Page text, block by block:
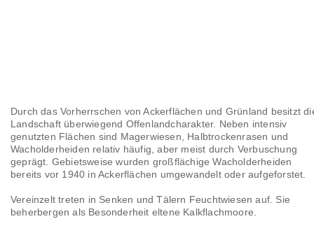
Durch das Vorherrschen von Ackerflächen und Grünland besitzt
Landschaft überwiegend Offenlandcharakter. Neben intensiv
genutzten Flächen sind Magerwiesen, Halbtrockenrasen und
Wacholderheiden relativ häufig, aber meist durch Verbuschung
geprägt. Gebietsweise wurden großflächige Wacholderheiden
bereits vor 1940 in Ackerflächen umgewandelt oder aufgeforstet.
Vereinzelt treten in Senken und Tälern Feuchtwiesen auf. Sie
beherbergen als Besonderheit eltene Kalkflachmoore.